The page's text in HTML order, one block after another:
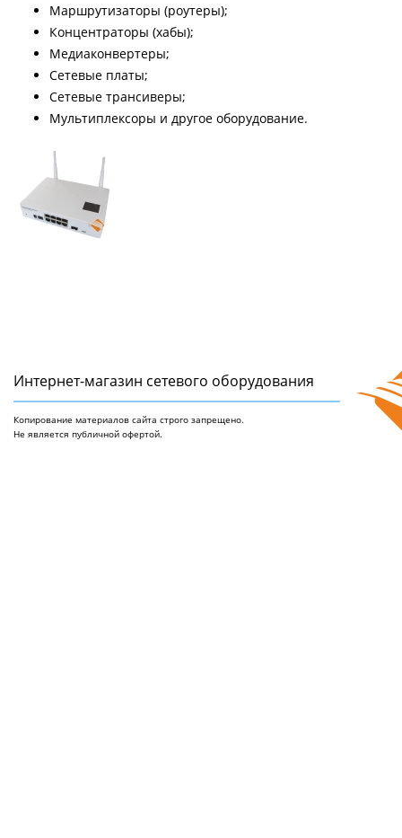
Маршрутизаторы (роутеры);
Концентраторы (хабы);
Медиаконвертеры;
Сетевые платы;
Сетевые трансиверы;
Мультиплексоры и другое оборудование.
Интернет-магазин сетeвого оборудования
Копирование материалов сайта строго запрещено.
Не является публичной офертой.